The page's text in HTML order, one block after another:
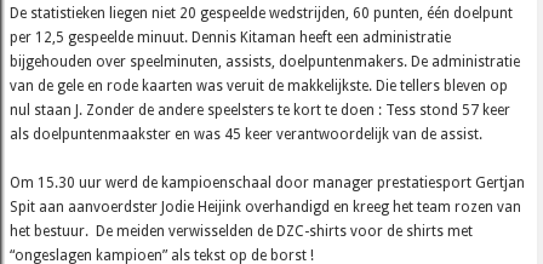
De statistieken liegen niet 20 gespeelde wedstrijden, 60 punten, één doelpunt
per 12,5 gespeelde minuut. Dennis Kitaman heeft een administratie
bijgehouden over speelminuten, assists, doelpuntenmakers. De administratie
van de gele en rode kaarten was veruit de makkelijkste. Die tellers bleven op
nul staan J. Zonder de andere speelsters te kort te doen : Tess stond 57 keer
als doelpuntenmaakster en was 45 keer verantwoordelijk van de assist.
Om 15.30 uur werd de kampioenschaal door manager prestatiesport Gertjan
Spit aan aanvoerdster Jodie Heijink overhandigd en kreeg het team rozen van
het bestuur. De meiden verwisselden de DZC-shirts voor de shirts met
“ongeslagen kampioen” als tekst op de borst !